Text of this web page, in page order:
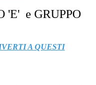
'E' e GRUPPO
A QUESTI